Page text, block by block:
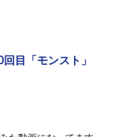
目「モンスト」